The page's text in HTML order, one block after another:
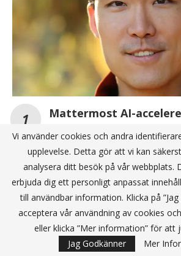
Mattermost AI-
arbetsflöden med
datakontroll
Ett år av innovation – hur
fordonsbranschen
Zyxel Networks sätter fokus
molnnätverk och nytt
Vi använder cookies och andra
upplevelse. Detta gör att vi kan
analysera ditt besök på vår webbplats.
erbjuda dig ett personligt anpassat
till användbar information. Klicka på
acceptera vår användning av cookies
eller klicka ”Mer information” för att
Jag Godkänner
Mer